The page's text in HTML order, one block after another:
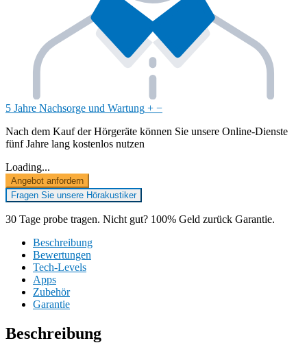
5 Jahre Nachsorge und Wartung + −
Nach dem Kauf der Hörgeräte können Sie unsere Online-Dienste
fünf Jahre lang kostenlos nutzen
Loading...
Angebot anfordern
Fragen Sie unsere Hörakustiker
30 Tage probe tragen. Nicht gut? 100% Geld zurück Garantie.
Beschreibung
Bewertungen
Tech-Levels
Apps
Zubehör
Garantie
Beschreibung